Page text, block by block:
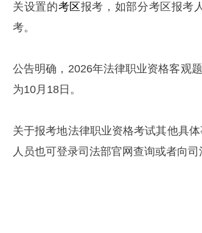
关设置的考区 报考，如部分考区报考
考。
公告明确，2026年法律职业资格客观
为10月18日。
关于报考地法律职业资格考试其他具
人员也可登录司法部官网查询或者向